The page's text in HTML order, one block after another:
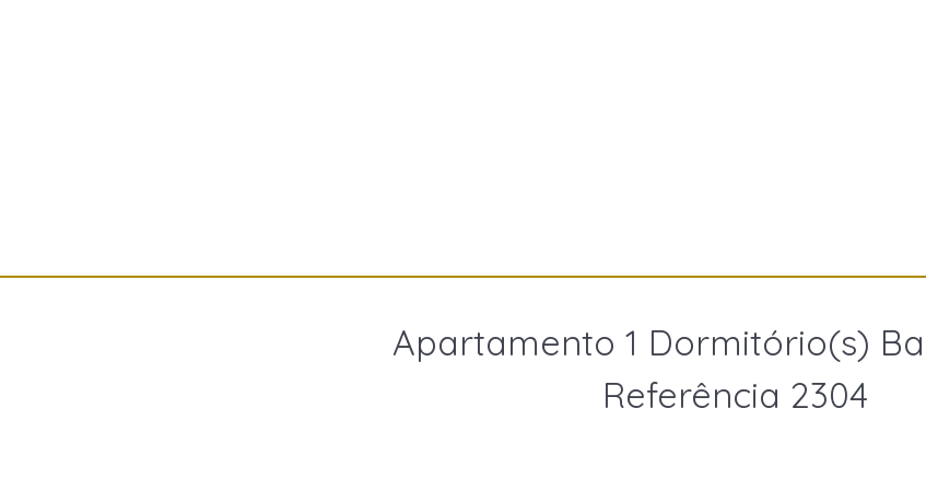
Apartamento 1 Dormitório(s)
Referência 2304